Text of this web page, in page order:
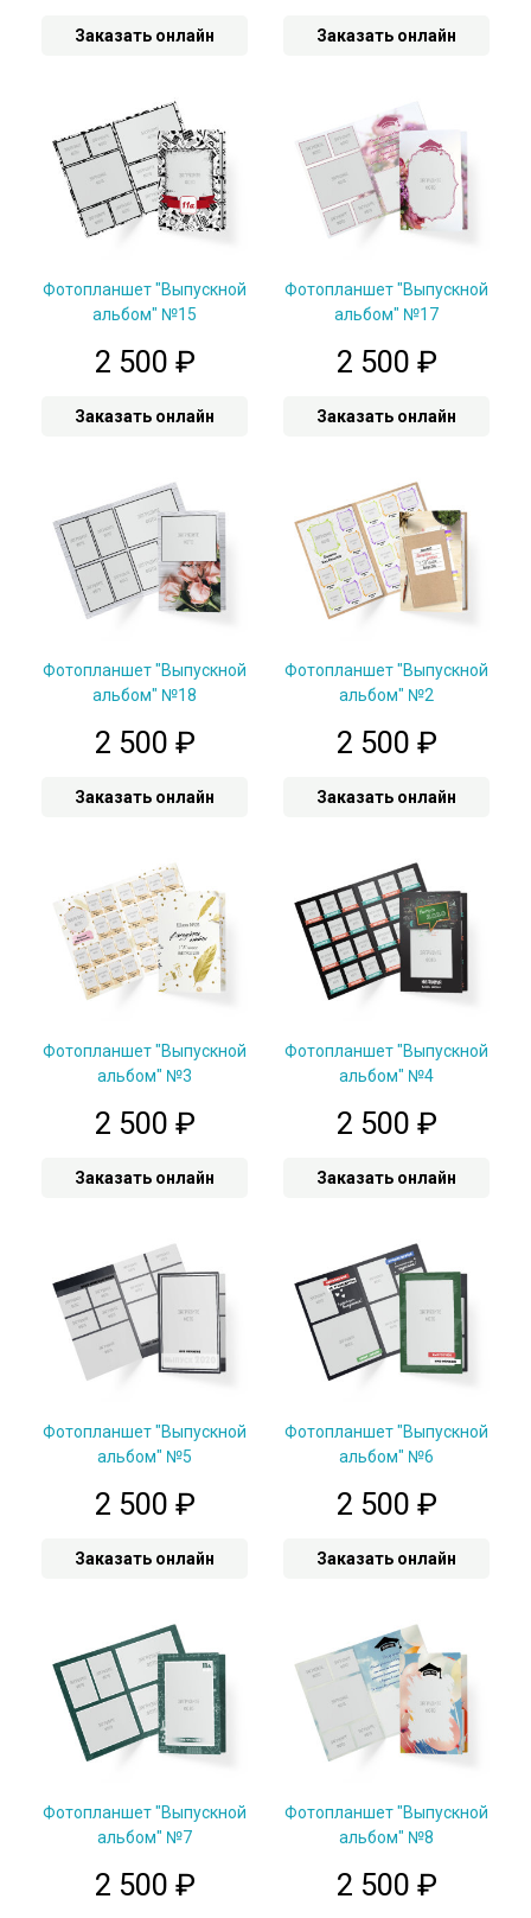
Заказать онлайн Заказать онлайн
Фотопланшет "Выпускной
альбом" №15
2 500 ₽
Заказать онлайн
Фотопланшет "Выпускной
альбом" №17
2 500 ₽
Заказать онлайн
Фотопланшет "Выпускной
альбом" №18
2 500 ₽
Заказать онлайн
Фотопланшет "Выпускной
альбом" №2
2 500 ₽
Заказать онлайн
Фотопланшет "Выпускной
альбом" №3
2 500 ₽
Заказать онлайн
Фотопланшет "Выпускной
альбом" №4
2 500 ₽
Заказать онлайн
Фотопланшет "Выпускной
альбом" №5
2 500 ₽
Заказать онлайн
Фотопланшет "Выпускной
альбом" №6
2 500 ₽
Заказать онлайн
Фотопланшет "Выпускной
альбом" №7
2 500 ₽
Фотопланшет "Выпускной
альбом" №8
2 500 ₽